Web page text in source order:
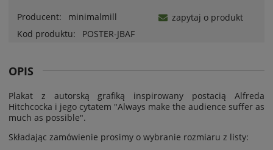
Producent:
minimalmill
Kod produktu:
POSTER-JBAF
zapytaj o produkt
OPIS
Plakat z autorską grafiką inspirowany postacią Alfreda
Hitchcocka i jego cytatem "Always make the audience suffer as
much as possible".
Składając zamówienie prosimy o wybranie rozmiaru z listy: